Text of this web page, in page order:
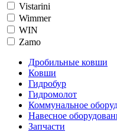
Vistarini
Wimmer
WIN
Zamo
Дробильные ковши
Ковши
Гидробур
Гидромолот
Коммунальное
Навесное
Запчасти